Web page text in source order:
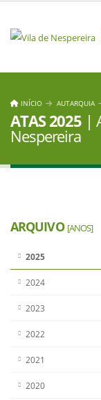
ATAS 2025 |
Nespereira
INÍCIO AUTARQUIA
ARQUIVO [ANOS]
2025
2024
2023
2022
2021
2020